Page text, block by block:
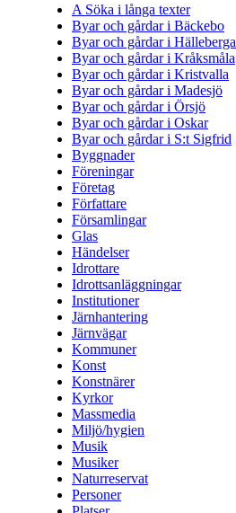
A Söka i långa texter
Byar och gårdar i Bäckebo
Byar och gårdar i Hälleberga
Byar och gårdar i Kråksmåla
Byar och gårdar i Kristvalla
Byar och gårdar i Madesjö
Byar och gårdar i Örsjö
Byar och gårdar i Oskar
Byar och gårdar i S:t Sigfrid
Byggnader
Föreningar
Företag
Författare
Församlingar
Glas
Händelser
Idrottare
Idrottsanläggningar
Institutioner
Järnhantering
Järnvägar
Kommuner
Konst
Konstnärer
Kyrkor
Massmedia
Miljö/hygien
Musik
Musiker
Naturreservat
Personer